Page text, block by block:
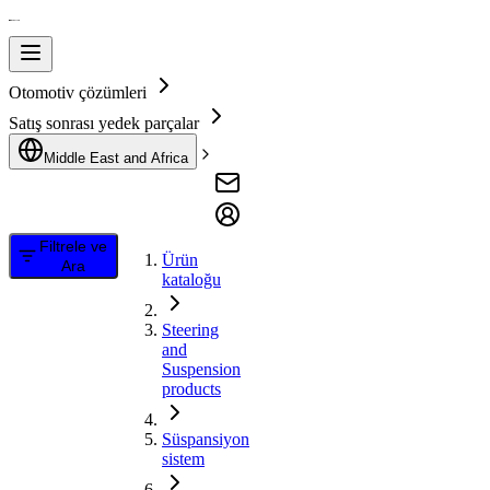
Otomotiv çözümleri
Satış sonrası yedek parçalar
Middle East and Africa
Filtrele ve
Ara
Ürün
kataloğu
Steering
and
Suspension
products
Süspansiyon
sistem